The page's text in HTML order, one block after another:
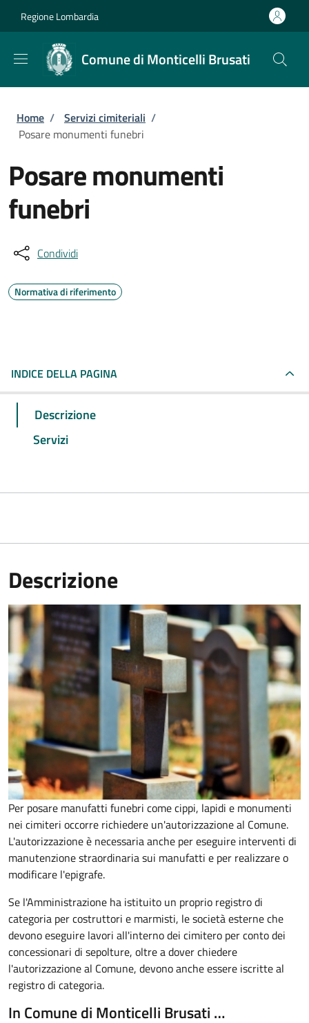
Regione Lombardia
Comune di Monticelli Brusati
Briciole di pane
Home / Servizi cimiteriali /
Posare monumenti funebri
Posare monumenti
funebri
Condividi
Normativa di riferimento
INDICE DELLA PAGINA
Descrizione
Servizi
Descrizione
Per posare manufatti funebri come cippi, lapidi e monumenti
nei cimiteri occorre richiedere un'autorizzazione al Comune.
L'autorizzazione è necessaria anche per eseguire interventi di
manutenzione straordinaria sui manufatti e per realizzare o
modificare l'epigrafe.
Se l'Amministrazione ha istituito un proprio registro di
categoria per costruttori e marmisti, le società esterne che
devono eseguire lavori all'interno dei cimitero per conto dei
concessionari di sepolture, oltre a dover chiedere
l'autorizzazione al Comune, devono anche essere iscritte al
registro di categoria.
In Comune di Monticelli Brusati …